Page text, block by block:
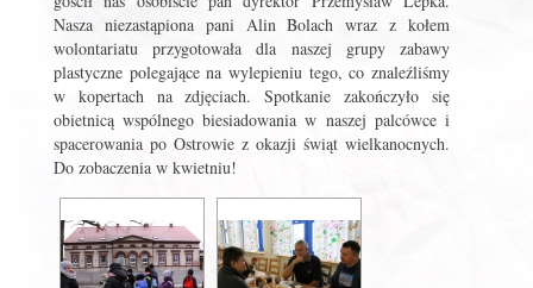
Nasza niezastąpiona pani Alin Bolach wraz z kołem
wolontariatu przygotowała dla naszej grupy zabawy
plastyczne polegające na wylepieniu tego, co znaleźliśmy
w kopertach na zdjęciach. Spotkanie zakończyło się
obietnicą wspólnego biesiadowania w naszej palcówce i
spacerowania po Ostrowie z okazji świąt wielkanocnych.
Do zobaczenia w kwietniu!